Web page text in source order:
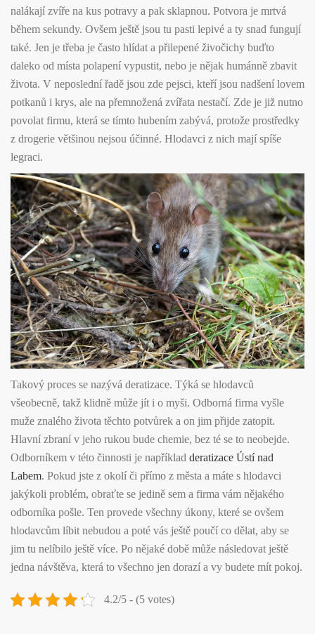
nalákají zvíře na kus potravy a pak sklapnou. Potvora je mrtvá
během sekundy. Ovšem ještě jsou tu pasti lepivé a ty snad fungují
také. Jen je třeba je často hlídat a přilepené živočichy buďto
daleko od místa polapení vypustit, nebo je nějak humánně zbavit
života. V neposlední řadě jsou zde pejsci, kteří jsou nadšení lovem
potkanů i krys, ale na přemnožená zvířata nestačí. Zde je již nutno
povolat firmu, která se tímto hubením zabývá, protože prostředky
z drogerie většinou nejsou účinné. Hlodavci z nich mají spíše
legraci.
Takový proces se nazývá deratizace. Týká se hlodavců
všeobecně, takž klidně může jít i o myši. Odborná firma vyšle
muže znalého života těchto potvůrek a on jim přijde zatopit.
Hlavní zbraní v jeho rukou bude chemie, bez té se to neobejde.
Odborníkem v této činnosti je například deratizace Ústí nad
Labem. Pokud jste z okolí či přímo z města a máte s hlodavci
jakýkoli problém, obraťte se jedině sem a firma vám nějakého
odborníka pošle. Ten provede všechny úkony, které se ovšem
hlodavcům líbit nebudou a poté vás ještě poučí co dělat, aby se
jim tu nelíbilo ještě více. Po nějaké době může následovat ještě
jedna návštěva, která to všechno jen dorazí a vy budete mít pokoj.
4.2/5 - (5 votes)